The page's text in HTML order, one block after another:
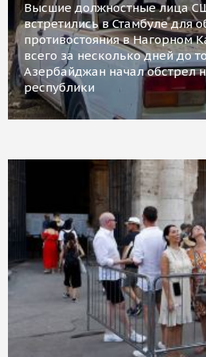
Высшие должностные лица
встретились в Стамбуле для
противостояния в Нагорном
всего за несколько дней до
Азербайджан начал обстрел
республики